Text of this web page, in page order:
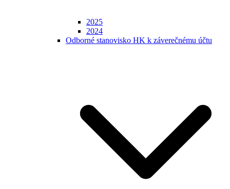
2025
2024
Odborné stanovisko HK k záverečnému účtu